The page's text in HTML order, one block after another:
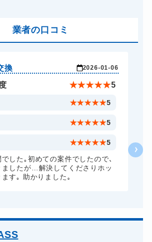
開け
ギ開け 8,800円～(税込)
ギ作成 8,800円～(税込)
14,300円～(税込)
11,000円～(税込)
8,800円～(税込)
ギ開け 10,780円～(税込)
業者の口コミ
換 2026-01-06
★★★★★5
★★★★★5
★★★★★5
★★★★★5
した｡初めての案件でしたので､
ましたが…解決してくださりホッ
ます｡ 助かりました｡